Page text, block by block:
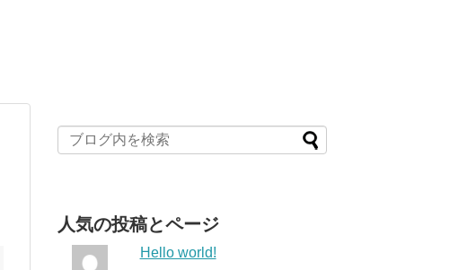
人気の投稿とページ
Hello world!